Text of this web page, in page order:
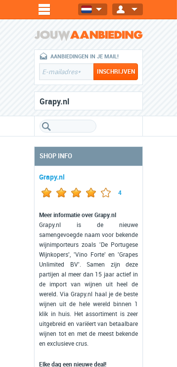
AANBIEDINGEN IN JE MAIL!
Grapy.nl
SHOP INFO
Grapy.nl
4
Meer informatie over Grapy.nl
Grapy.nl is de nieuwe
samengevoegde naam voor bekende
wijnimporteurs zoals 'De Portugese
Wijnkopers', 'Vino Forte' en 'Grapes
Unlimited BV'. Samen zijn deze
partijen al meer dan 15 jaar actief in
de import van wijnen uit heel de
wereld. Via Grapy.nl haal je de beste
wijnen uit de hele wereld binnen 1
klik in huis. Het assortiment is zeer
uitgebreid en variëert van betaalbare
wijnen tot en met de meest bekende
en exclusieve crus.
Elke dag een nieuwe deal!